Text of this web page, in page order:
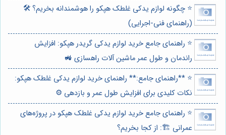
⭐️ چگونه لوازم یدکی غلطک هپکو را هوشمندانه بخریم؟ 🛠️
(راهنمای فنی-اجرایی)
⭐️ راهنمای جامع خرید لوازم یدکی گریدر هپکو: افزایش
راندمان و طول عمر ماشین آلات راهسازی 🚜
⭐️ **راهنمای جامع:** راهنمای خرید لوازم یدکی غلطک هپکو:
نکات کلیدی برای افزایش طول عمر و بازدهی ⚙️
⭐️ راهنمای جامع خرید لوازم یدکی غلطک هپکو در پروژه‌های
عمرانی 🏗️: از کجا بخریم؟